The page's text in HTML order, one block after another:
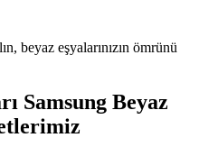
beyaz eşyalarınızın ömrünü
Samsung Beyaz